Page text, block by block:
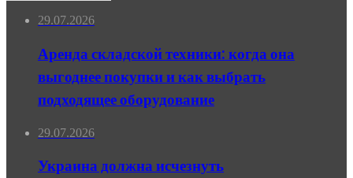
29.07.2026
Аренда складской техники: когда она
выгоднее покупки и как выбрать
подходящее оборудование
29.07.2026
Украина должна исчезнуть